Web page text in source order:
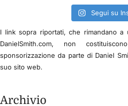
Segui su
I link sopra riportati, che rimandano
DanielSmith.com, non
sponsorizzazione da parte di Daniel
suo sito web.
Archivio